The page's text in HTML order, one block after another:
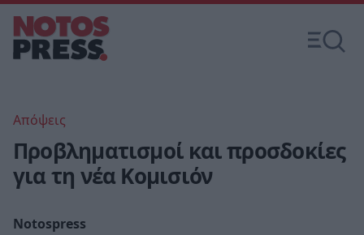
Απόψεις
Προβληματισμοί και προσδοκίες
για τη νέα Κομισιόν
Notospress